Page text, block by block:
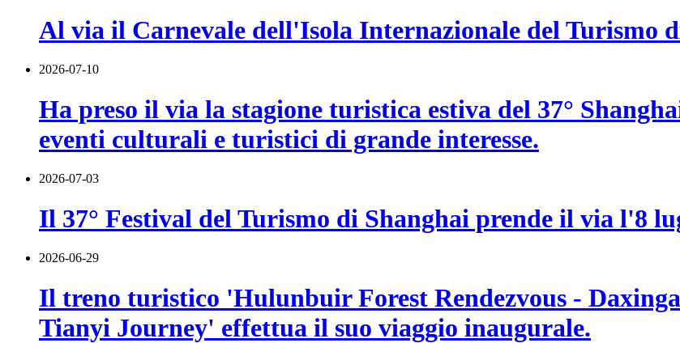
Al via il Carnevale dell'Isola Internazionale del Turismo
2026-07-10
Ha preso il via la stagione turistica estiva del 37°
eventi culturali e turistici di grande interesse.
2026-07-03
Il 37° Festival del Turismo di Shanghai prende il via l'8
2026-06-29
Il treno turistico 'Hulunbuir Forest Rendezvous -
Tianyi Journey' effettua il suo viaggio inaugurale.